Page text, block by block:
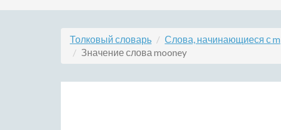
Толковый словарь Слова, начинающиеся с m
Значение слова mooney